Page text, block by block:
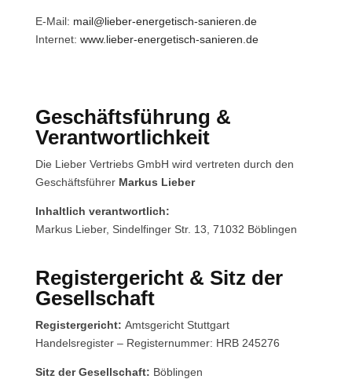
E-Mail: mail@lieber-energetisch-sanieren.de
Internet: www.lieber-energetisch-sanieren.de
Geschäftsführung &
Verantwortlichkeit
Die Lieber Vertriebs GmbH wird vertreten durch den
Geschäftsführer Markus Lieber
Inhaltlich verantwortlich:
Markus Lieber, Sindelfinger Str. 13, 71032 Böblingen
Registergericht & Sitz der
Gesellschaft
Registergericht: Amtsgericht Stuttgart
Handelsregister – Registernummer: HRB 245276
Sitz der Gesellschaft: Böblingen